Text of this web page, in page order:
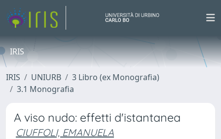
IRIS
IRIS UNIURB
3 Libro (ex Monografia)
3.1 Monografia
A viso nudo: effetti d'istantanea
CIUFFOLI, EMANUELA